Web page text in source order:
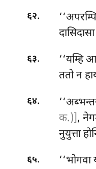
६२.
६३.
‘‘यम्हि
ततो न
६४.
क.)],
नुयुत्ता
६५.